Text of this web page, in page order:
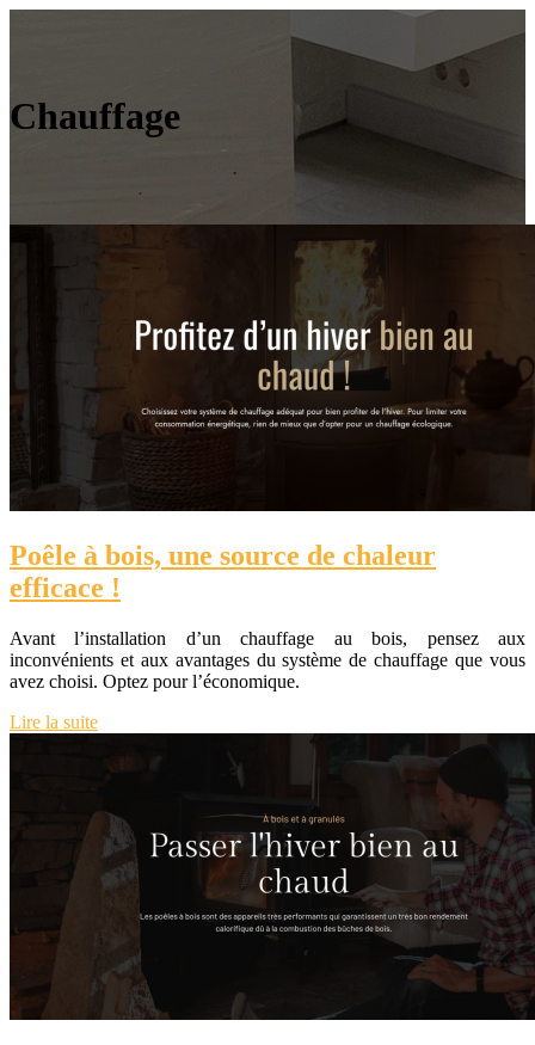
Chauffage
Poêle à bois, une source de chaleur
efficace !
Avant l’installation d’un chauffage au bois, pensez aux
inconvénients et aux avantages du système de chauffage que vous
avez choisi. Optez pour l’économique.
Lire la suite